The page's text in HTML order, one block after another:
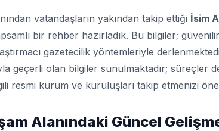
vatandaşların yakından takip ettiği İsim
bir rehber hazırladık. Bu bilgiler;
gazetecilik yöntemleriyle
geçerli olan bilgiler sunulmaktadır; süreçler
resmi kurum ve kuruluşları takip etmenizi
Alanındaki Güncel